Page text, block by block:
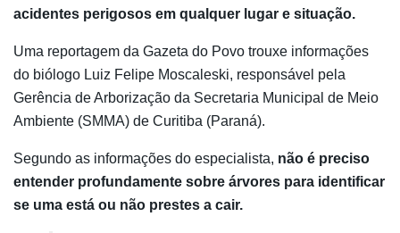
acidentes perigosos em qualquer lugar e situação.
Uma reportagem da Gazeta do Povo trouxe informações
do biólogo Luiz Felipe Moscaleski, responsável pela
Gerência de Arborização da Secretaria Municipal de Meio
Ambiente (SMMA) de Curitiba (Paraná).
Segundo as informações do especialista, não é preciso
entender profundamente sobre árvores para identificar
se uma está ou não prestes a cair.